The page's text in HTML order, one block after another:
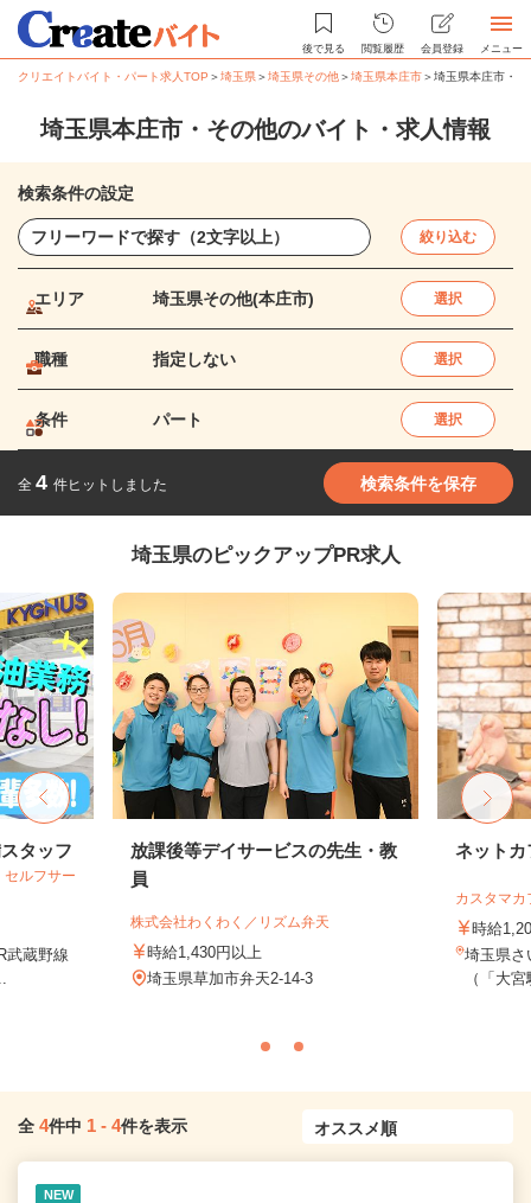
後で見る 閲覧履歴 会員登録 メニュー
クリエイトバイト・パート求人TOP ＞埼玉県＞埼玉県その他＞埼玉県本庄市＞埼玉県本庄市・
埼玉県本庄市・その他のバイト・求人情報
検索条件の設定
絞り込む
エリア 埼玉県その他(本庄市) 選択
職種 指定しない 選択
条件 パート 選択
全 4 件ヒットしました 検索条件を保存
埼玉県のピックアップPR求人
タッフ
ルフサー
武蔵野線
放課後等デイサービスの先生・教
員
株式会社わくわく／リズム弁天
時給1,430円以上
埼玉県草加市弁天2-14-3
ネットカ
カスタマ
時給
埼玉県さ
（「大
全 4件中 1 - 4件を表示
NEW